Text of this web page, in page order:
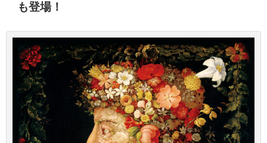
も登場！